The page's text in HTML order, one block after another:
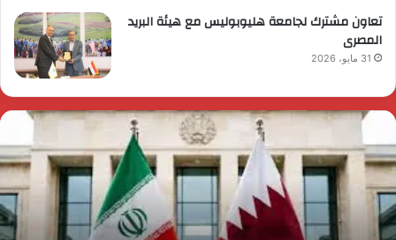
تعاون مشترك لجامعة هليوبوليس مع هيئة البريد
المصرى
31 مايو، 2026
الحرس
يخـ
ـترق
البحرين!
القصة
الكاملة